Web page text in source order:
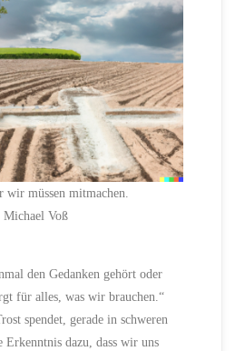
müssen mitmachen.
Voß
den Gedanken gehört oder
für alles, was wir brauchen.“
spendet, gerade in schweren
dazu, dass wir uns